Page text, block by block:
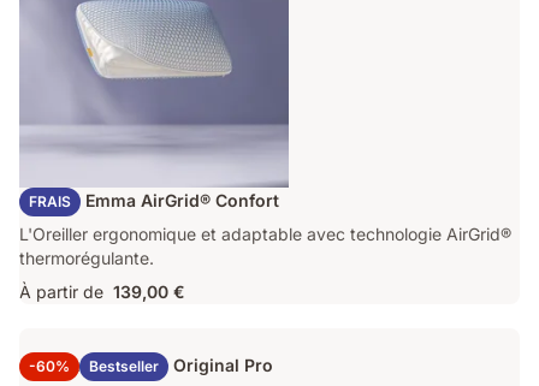
FRAIS
Oreiller Emma AirGrid® Confort
L'Oreiller ergonomique et adaptable avec technologie AirGrid®
thermorégulante.
À partir de 139,00 €
-60% Bestseller
Surmatelas Emma Original Pro